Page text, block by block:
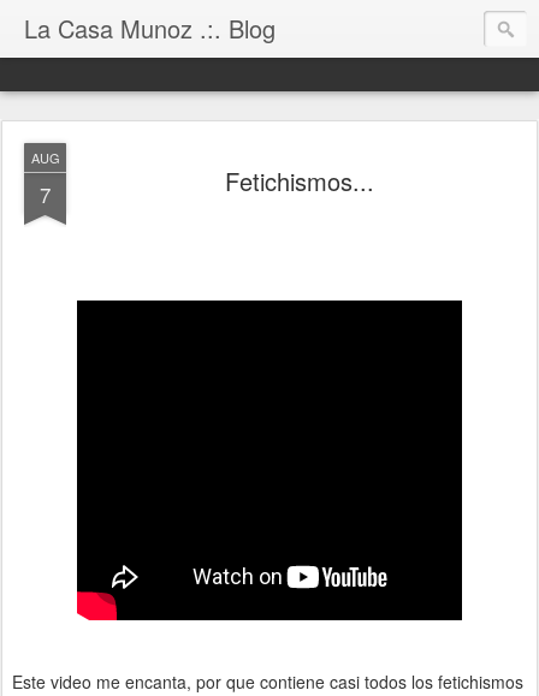
La Casa Munoz .:. Blog
AUG
7 Fetichismos...
Este video me encanta, por que contiene casi todos los fetichismos